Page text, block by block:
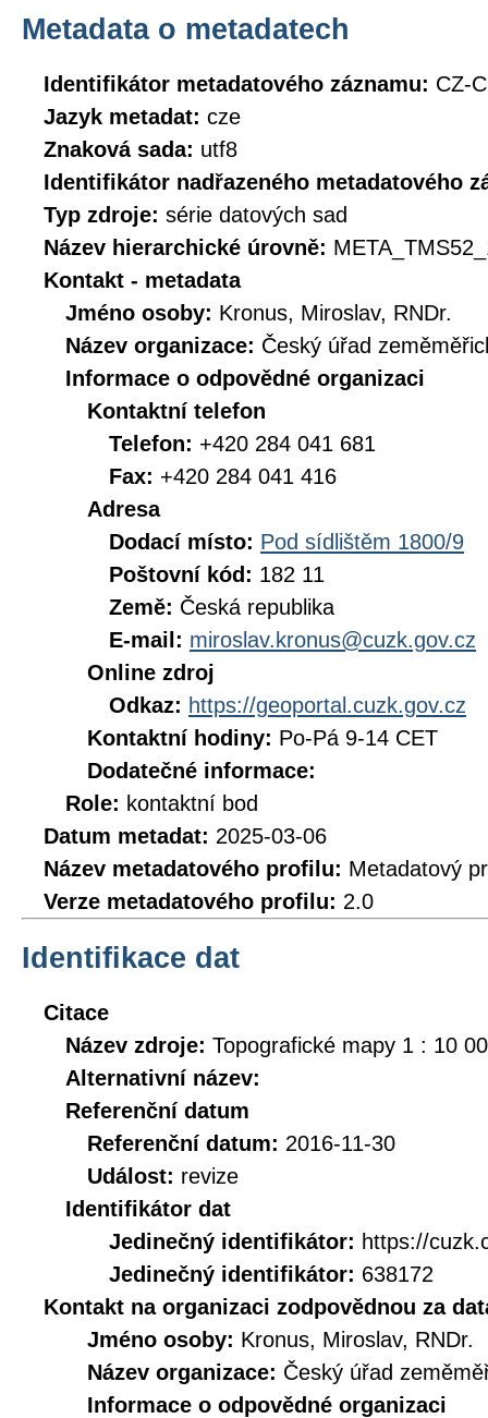
Metadata o metadatech
Identifikátor metadatového záznamu: CZ-
Jazyk metadat: cze
Znaková sada: utf8
Identifikátor nadřazeného metadatového
Typ zdroje: série datových sad
Název hierarchické úrovně:
Kontakt - metadata
Jméno osoby: Kronus, Miroslav, RNDr.
Název organizace: Český úřad
Informace o odpovědné organizaci
Kontaktní telefon
Telefon: +420 284 041 681
Fax: +420 284 041 416
Adresa
Dodací místo: Pod sídlištěm 1800/9
Poštovní kód: 182 11
Země: Česká republika
E-mail: miroslav.kronus@cuzk.gov.cz
Online zdroj
Odkaz: https://geoportal.cuzk.gov.cz
Kontaktní hodiny: Po-Pá 9-14 CET
Dodatečné informace:
Role: kontaktní bod
Datum metadat: 2025-03-06
Název metadatového profilu: Metadatový
Verze metadatového profilu: 2.0
Identifikace dat
Citace
Název zdroje: Topografické mapy 1 : 10
Alternativní název:
Referenční datum
Referenční datum: 2016-11-30
Událost: revize
Identifikátor dat
Jedinečný identifikátor: https://
Jedinečný identifikátor: 638172
Kontakt na organizaci zodpovědnou za
Jméno osoby: Kronus, Miroslav, RNDr.
Název organizace: Český úřad
Informace o odpovědné organizaci